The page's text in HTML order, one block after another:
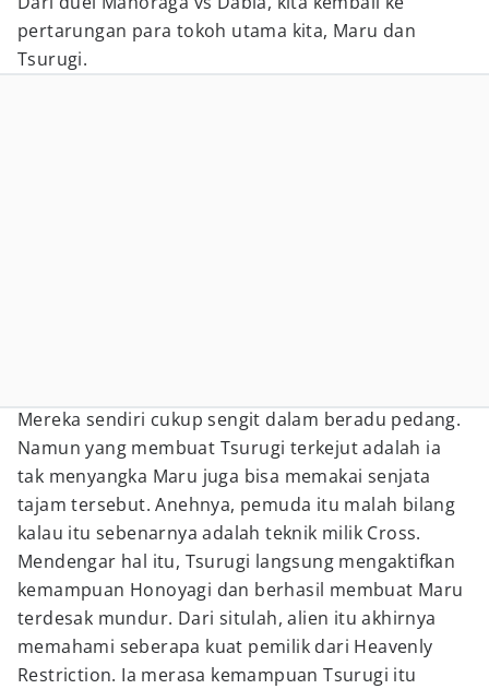
pertarungan para tokoh utama kita, Maru dan
Tsurugi.
Mereka sendiri cukup sengit dalam beradu pedang.
Namun yang membuat Tsurugi terkejut adalah ia
tak menyangka Maru juga bisa memakai senjata
tajam tersebut. Anehnya, pemuda itu malah bilang
kalau itu sebenarnya adalah teknik milik Cross.
Mendengar hal itu, Tsurugi langsung mengaktifkan
kemampuan Honoyagi dan berhasil membuat Maru
terdesak mundur. Dari situlah, alien itu akhirnya
memahami seberapa kuat pemilik dari Heavenly
Restriction. Ia merasa kemampuan Tsurugi itu